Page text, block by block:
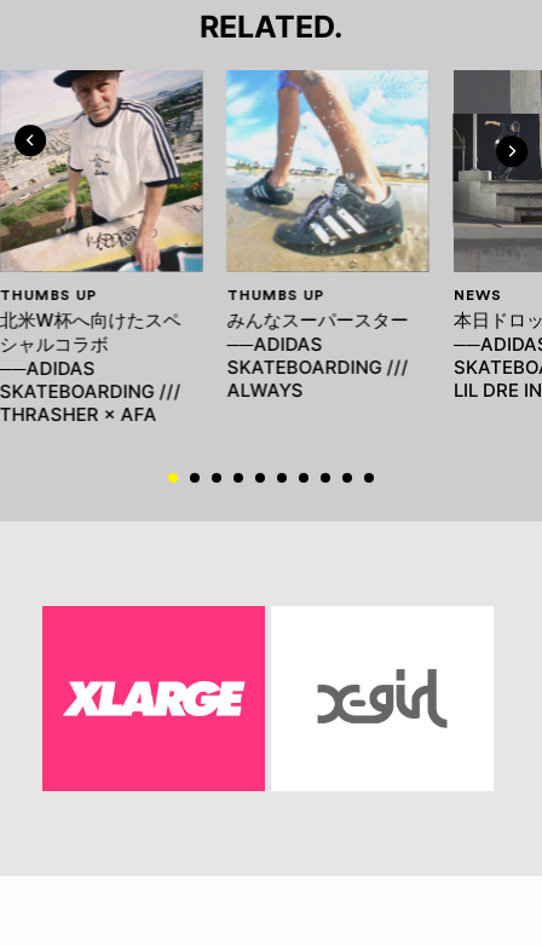
RELATED.
THUMBS UP
北米W杯へ向けたスペ
シャルコラボ
──ADIDAS
SKATEBOARDING ///
THRASHER × AFA
THUMBS UP
みんなスーパースター
──ADIDAS
SKATEBOARDING ///
ALWAYS
NEWS
本日ドロ
LIL DRE